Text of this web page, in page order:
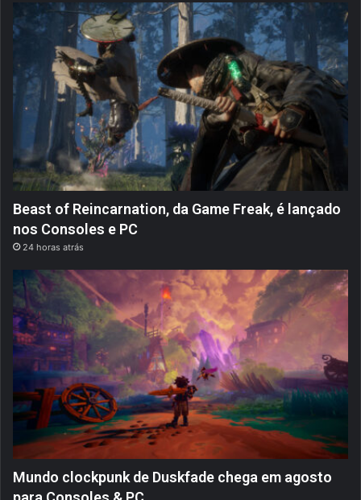
Beast of Reincarnation, da Game Freak, é lançado
nos Consoles e PC
24 horas atrás
Mundo clockpunk de Duskfade chega em agosto